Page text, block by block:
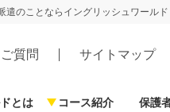
のことならイングリッシュワールド
とは コース紹介 保護
質問 サイトマップ